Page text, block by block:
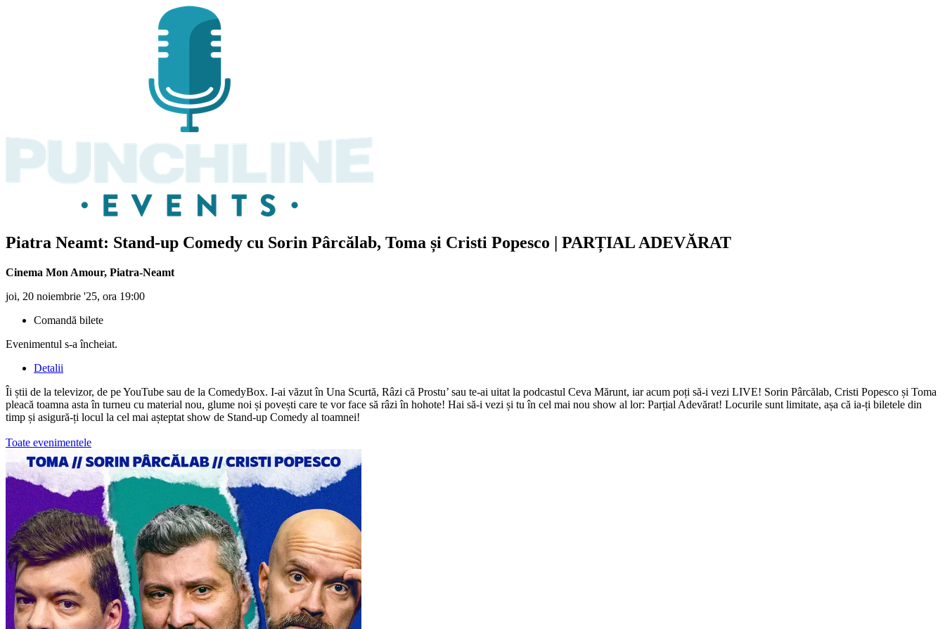
Piatra Neamt: Stand-up Comedy cu Sorin Pârcălab, Toma și Cristi Popesco | PARȚIAL ADEVĂRAT
Cinema Mon Amour, Piatra-Neamt
joi, 20 noiembrie '25, ora 19:00
Comandă bilete
Evenimentul s-a încheiat.
Detalii
Îi știi de la televizor, de pe YouTube sau de la ComedyBox. I-ai văzut în Una Scurtă, Râzi că Prostu’ sau te-ai uitat la podcastul Ceva Mărunt, iar acum poți să-i vezi LIVE! Sorin Pârcălab, Cristi Popesco și Toma
pleacă toamna asta în turneu cu material nou, glume noi și povești care te vor face să râzi în hohote! Hai să-i vezi și tu în cel mai nou show al lor: Parțial Adevărat! Locurile sunt limitate, așa că ia-ți biletele din
timp și asigură-ți locul la cel mai așteptat show de Stand-up Comedy al toamnei!
Toate evenimentele